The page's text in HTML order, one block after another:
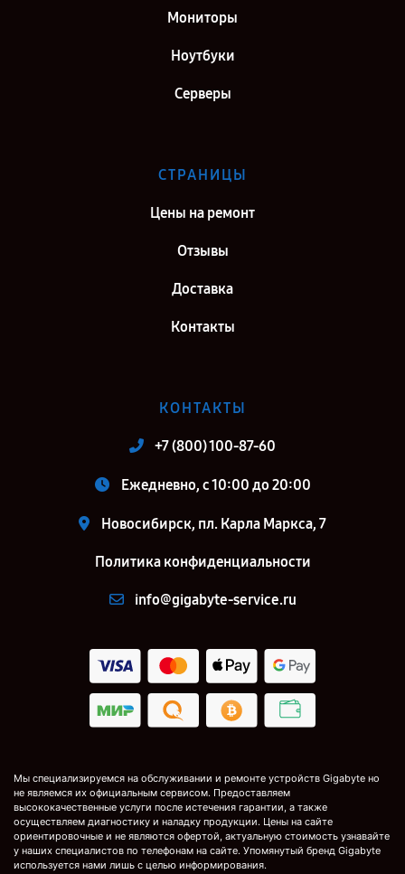
Ремонт видеокарты Gigabyte NVIDIA GeForce RTX 2060 в г. Киров
Ремонт видеокарты Gigabyte NVIDIA GeForce RTX 2060 в г. Москва
Петербург
Мониторы
Ноутбуки
Серверы
СТРАНИЦЫ
Цены на ремонт
Отзывы
Доставка
Контакты
КОНТАКТЫ
+7 (800) 100-87-60
Ежедневно, с 10:00 до 20:00
Новосибирск, пл. Карла Маркса, 7
Политика конфиденциальности
info@gigabyte-service.ru
Мы специализируемся на обслуживании и ремонте устройств Gigabyte но
не являемся их официальным сервисом. Предоставляем
высококачественные услуги после истечения гарантии, а также
осуществляем диагностику и наладку продукции. Цены на сайте
ориентировочные и не являются офертой, актуальную стоимость узнавайте
у наших специалистов по телефонам на сайте. Упомянутый бренд Gigabyte
используется нами лишь с целью информирования.